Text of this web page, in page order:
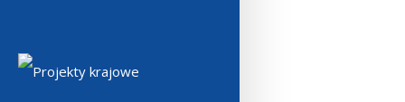
Projekty krajowe